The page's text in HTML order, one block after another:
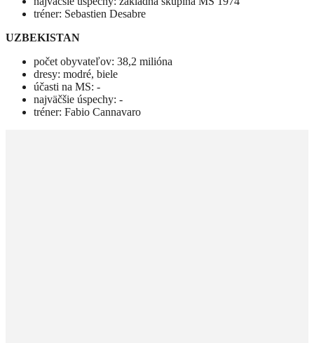
tréner: Sebastien Desabre
UZBEKISTAN
počet obyvateľov: 38,2 milióna
dresy: modré, biele
účasti na MS: -
najväčšie úspechy: -
tréner: Fabio Cannavaro